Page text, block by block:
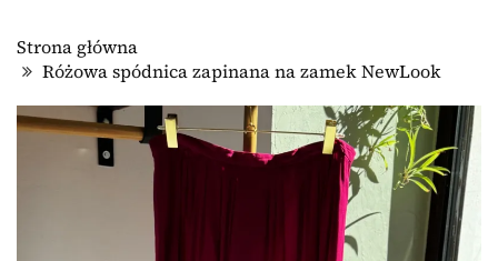
Strona główna
Różowa spódnica zapinana na zamek NewLook